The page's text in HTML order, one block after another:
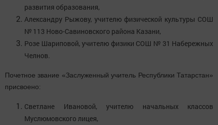
развития образования,
Александру Рыжову, учителю физической культуры СОШ
№ 113 Ново-Савиновского района Казани,
Розе Шариповой, учителю физики СОШ № 31 Набережных
Челнов.
Почетное звание «Заслуженный учитель Республики Татарстан»
присвоено:
Светлане Ивановой, учителю начальных классов
Муслюмовского лицея,